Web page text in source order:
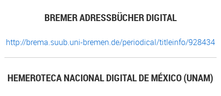
BREMER ADRESSBÜCHER DIGITAL
http://brema.suub.uni-bremen.de/periodical/titleinfo/928434
HEMEROTECA NACIONAL DIGITAL DE MÉXICO (UNAM)